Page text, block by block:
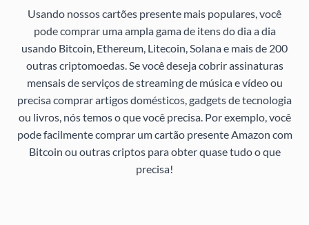
Usando nossos cartões presente mais populares, você
pode comprar uma ampla gama de itens do dia a dia
usando Bitcoin, Ethereum, Litecoin, Solana e mais de 200
outras criptomoedas. Se você deseja cobrir assinaturas
mensais de serviços de streaming de música e vídeo ou
precisa comprar artigos domésticos, gadgets de tecnologia
ou livros, nós temos o que você precisa. Por exemplo, você
pode facilmente comprar um cartão presente Amazon com
Bitcoin ou outras criptos para obter quase tudo o que
precisa!